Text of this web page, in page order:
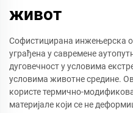
живот
Софистицирана инжењерска
уграђена у савремене
дуговечност у условима
условима животне средине.
користе термично-
материјале који се не